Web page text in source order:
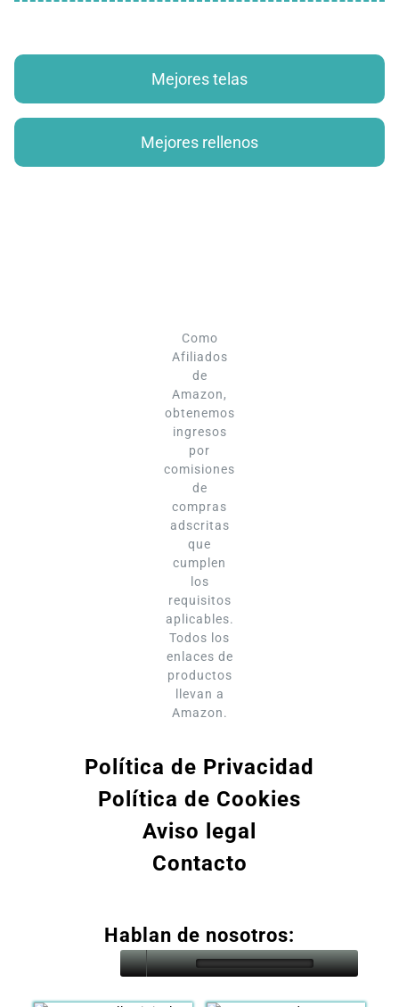
Mejores telas
Mejores rellenos
Como
Afiliados
de
Amazon,
obtenemos
ingresos
por
comisiones
de
compras
adscritas
que
cumplen
los
requisitos
aplicables.
Todos los
enlaces de
productos
llevan a
Amazon.
Política de Privacidad
Política de Cookies
Aviso legal
Contacto
Hablan de nosotros: